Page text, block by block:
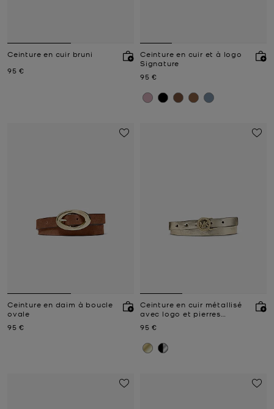
Ceinture en cuir bruni
Prix actuel
95 €
Ceinture en cuir et à logo
Signature
Prix actuel
95 €
Ceinture en daim à boucle
ovale
Prix actuel
95 €
Ceinture en cuir métallisé
avec logo et pierres
Prix actuel
95 €